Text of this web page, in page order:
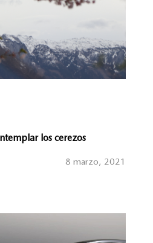
los cerezos
8 marzo, 2021